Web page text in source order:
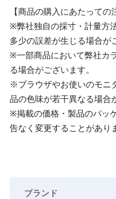
【商品の購入にあたっての
※弊社独自の採寸・計量方
多少の誤差が生じる場合が
※一部商品において弊社カ
る場合がございます。
※ブラウザやお使いのモニ
品の色味が若干異なる場合
※掲載の価格・製品のパッ
告なく変更することがあり
ブランド